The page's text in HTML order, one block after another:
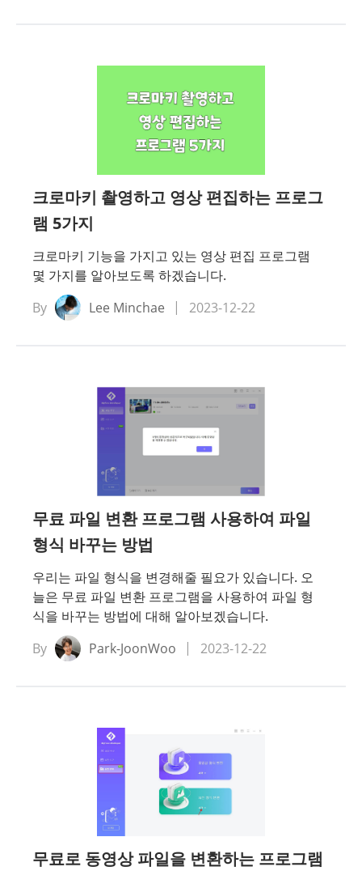
크로마키 촬영하고 영상 편집하는 프로그
램 5가지
크로마키 기능을 가지고 있는 영상 편집 프로그램
몇 가지를 알아보도록 하겠습니다.
By
Lee Minchae 2023-12-22
무료 파일 변환 프로그램 사용하여 파일
형식 바꾸는 방법
우리는 파일 형식을 변경해줄 필요가 있습니다. 오
늘은 무료 파일 변환 프로그램을 사용하여 파일 형
식을 바꾸는 방법에 대해 알아보겠습니다.
By
Park-JoonWoo 2023-12-22
무료로 동영상 파일을 변환하는 프로그램